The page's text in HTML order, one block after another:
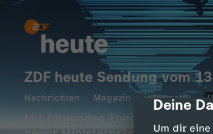
cmp-
Deine
Um dir
ZDF heute Sendung vom
Nachrichten Magazin informativ
Mit folgenden Themen: